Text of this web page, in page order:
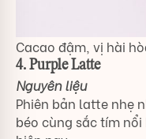
Cacao đậm, vị hài
4. Purple Latte
Nguyên liệu
Phiên bản latte nhẹ
béo cùng sắc tím